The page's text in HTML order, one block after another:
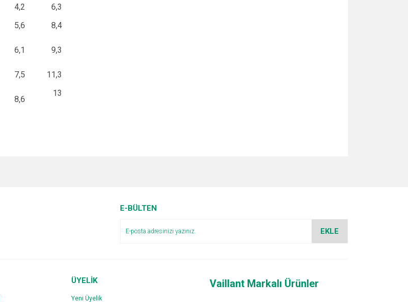
4,2
6,3
5,6
8,4
6,1
9,3
7,5
11,3
8,6
13
E-BÜLTEN
EKLE
ÜYELİK
Yeni Üyelik
Vaillant Markalı Ürünler